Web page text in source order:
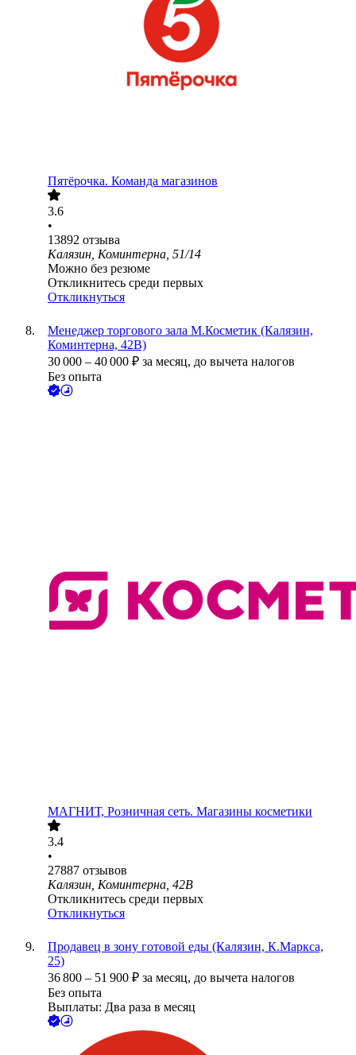
Пятёрочка. Команда магазинов
3.6
•
13892 отзыва
Калязин, Коминтерна, 51/14
Можно без резюме
Откликнитесь среди первых
Откликнуться
Менеджер торгового зала М.Косметик (Калязин,
Коминтерна, 42В)
30 000 – 40 000 ₽ за месяц, до вычета налогов
Без опыта
МАГНИТ, Розничная сеть. Магазины косметики
3.4
•
27887 отзывов
Калязин, Коминтерна, 42В
Откликнитесь среди первых
Откликнуться
Продавец в зону готовой еды (Калязин, К.Маркса,
25)
36 800 – 51 900 ₽ за месяц, до вычета налогов
Без опыта
Выплаты: Два раза в месяц